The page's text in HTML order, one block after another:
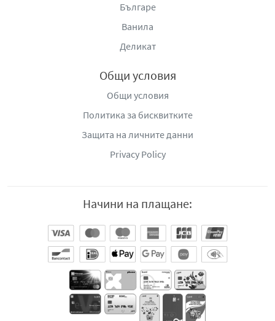
Българе
Ванила
Деликат
Общи условия
Общи условия
Политика за бисквитките
Защита на личните данни
Privacy Policy
Начини на плащане: